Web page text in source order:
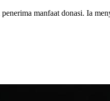
manfaat donasi. Ia